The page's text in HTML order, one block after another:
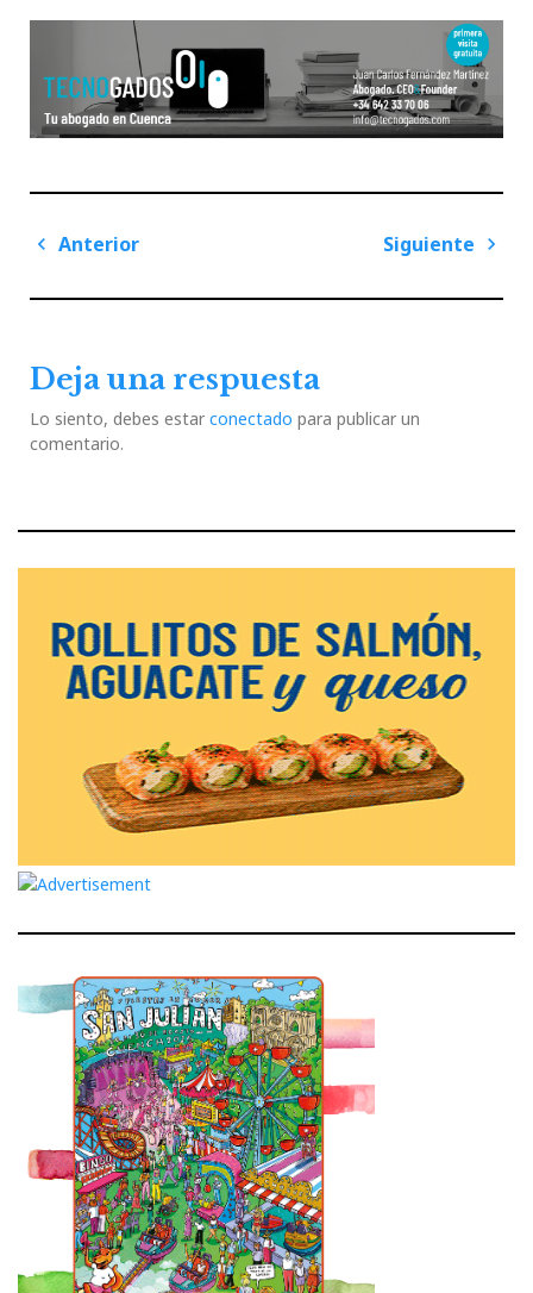
Navegación
entradas
Anterior
Siguiente
Deja una respuesta
Lo siento, debes estar conectado para publicar un
comentario.